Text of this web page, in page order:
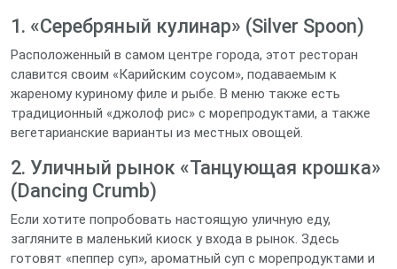
1. «Серебряный кулинар» (Silver Spoon)
Расположенный в самом центре города, этот ресторан
славится своим «Карийским соусом», подаваемым к
жареному куриному филе и рыбе. В меню также есть
традиционный «джолоф рис» с морепродуктами, а также
вегетарианские варианты из местных овощей.
2. Уличный рынок «Танцующая крошка»
(Dancing Crumb)
Если хотите попробовать настоящую уличную еду,
загляните в маленький киоск у входа в рынок. Здесь
готовят «пеппер суп», ароматный суп с морепродуктами и